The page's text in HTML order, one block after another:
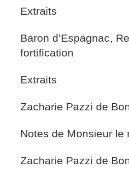
Extraits
Baron d’Espagnac,
fortification
Extraits
Zacharie Pazzi de
Notes de Monsieur le
Zacharie Pazzi de